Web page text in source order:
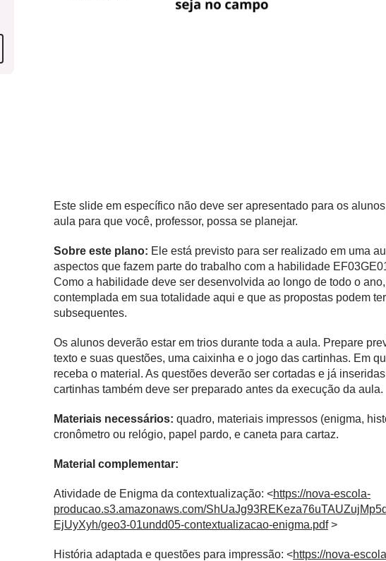
Este slide em específico não deve ser apresentado para os
aula para que você, professor, possa se planejar.
Sobre este plano: Ele está previsto para ser realizado em uma
aspectos que fazem parte do trabalho com a habilidade
Como a habilidade deve ser desenvolvida ao longo de todo o
contemplada em sua totalidade aqui e que as propostas podem
subsequentes.
Os alunos deverão estar em trios durante toda a aula. Prepare
texto e suas questões, uma caixinha e o jogo das cartinhas. Em
receba o material. As questões deverão ser cortadas e já
cartinhas também deve ser preparado antes da execução da aula.
Materiais necessários: quadro, materiais impressos (enigma,
cronômetro ou relógio, papel pardo, e caneta para cartaz.
Material complementar:
Atividade de Enigma da contextualização: <https://nova-escola-
producao.s3.amazonaws.com/
EjUyXyh/geo3-01undd05-contextualizacao-enigma.pdf>
História adaptada e questões para impressão: <https://nova-